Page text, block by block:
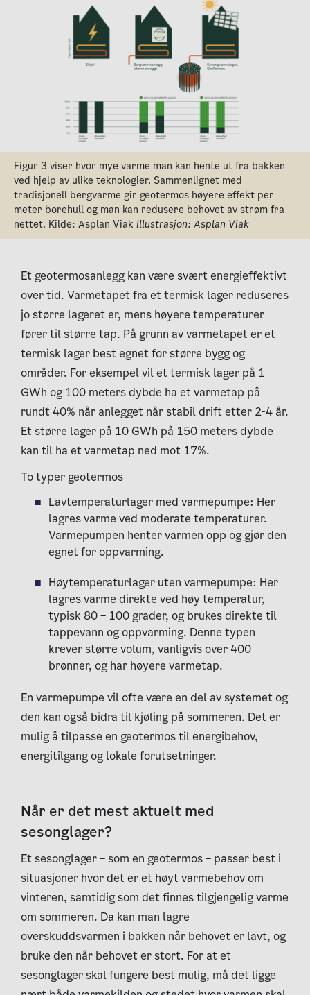
Figur 3 viser hvor mye varme man kan hente ut fra bakken
ved hjelp av ulike teknologier. Sammenlignet med
tradisjonell bergvarme gir geotermos høyere effekt per
meter borehull og man kan redusere behovet av strøm fra
nettet. Kilde: Asplan Viak Illustrasjon: Asplan Viak
Et geotermosanlegg kan være svært energieffektivt
over tid. Varmetapet fra et termisk lager reduseres
jo større lageret er, mens høyere temperaturer
fører til større tap. På grunn av varmetapet er et
termisk lager best egnet for større bygg og
områder. For eksempel vil et termisk lager på 1
GWh og 100 meters dybde ha et varmetap på
rundt 40% når anlegget når stabil drift etter 2-4 år.
Et større lager på 10 GWh på 150 meters dybde
kan til ha et varmetap ned mot 17%.
To typer geotermos
Lavtemperaturlager med varmepumpe: Her
lagres varme ved moderate temperaturer.
Varmepumpen henter varmen opp og gjør den
egnet for oppvarming.
Høytemperaturlager uten varmepumpe: Her
lagres varme direkte ved høy temperatur,
typisk 80 – 100 grader, og brukes direkte til
tappevann og oppvarming. Denne typen
krever større volum, vanligvis over 400
brønner, og har høyere varmetap.
En varmepumpe vil ofte være en del av systemet og
den kan også bidra til kjøling på sommeren. Det er
mulig å tilpasse en geotermos til energibehov,
energitilgang og lokale forutsetninger.
Når er det mest aktuelt med
sesonglager?
Et sesonglager – som en geotermos – passer best i
situasjoner hvor det er et høyt varmebehov om
vinteren, samtidig som det finnes tilgjengelig varme
om sommeren. Da kan man lagre
overskuddsvarmen i bakken når behovet er lavt, og
bruke den når behovet er stort. For at et
sesonglager skal fungere best mulig, må det ligge